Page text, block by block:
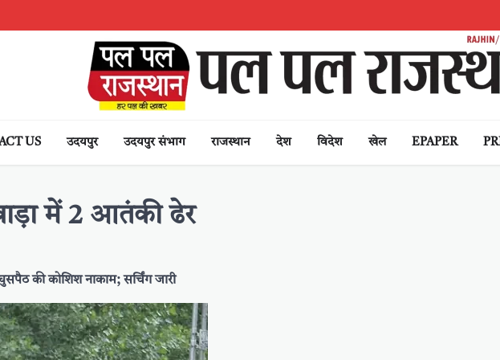
US उदयपुर उदयपुर संभाग राजस्थान देश विदेश खेल EPAPER
में 2 आतंकी ढेर
की कोशिश नाकाम; सर्चिंग जारी